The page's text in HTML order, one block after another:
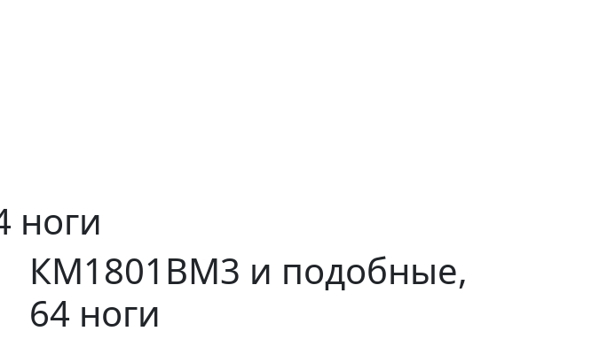
ноги
КМ1801ВМ3 и подобные,
64 ноги